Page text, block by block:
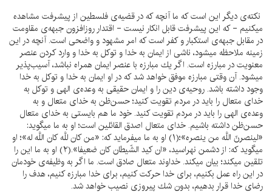
نكته‌ى ديگر اين است كه ما آنچه كه در قضيه‌ى فلسطين از پيشرفت مشاهده
ميكنيم - كه اين پيشرفت قابل انكار نيست - اقتدار روزافزون جبهه‌ى مقاومت
در مقابل جبهه‌ى استكبار و كفر است كه امر مشهود و واضحى است. آنچه در اين
زمينه ملاحظه ميشود، ناشى از ايمان به خدا و توكل به خدا و وارد كردن عنصر
معنويت در مبارزه است. اگر يك مبارزه با عنصر ايمان همراه نباشد، آسيب‌پذير
ميشود. آن وقتى مبارزه موفق خواهد شد كه در او ايمان به خدا و توكل به خدا
وجود داشته باشد. روحيه‌ى دين را و ايمان حقيقى به وعده‌ى الهى و توكل به
خداى متعال را بايد در مردم تقويت كنيد؛ حسن‌ظن به خداى متعال و به
وعده‌ى الهى را بايد در مردم تقويت كنيد. خود ما هم بايستى به خداى متعال
حسن‌ظن داشته باشيم. خداى متعال اصدق القائلين است؛ او به ما ميگويد:
«لينصرنّ اللَّه من ينصره»؛(۱) او به ما ميفرمايد كه: «من كان للَّه كان اللَّه له»؛ او
ميگويد كه: از دشمن نهراسيد، «ان كيد الشّيطان كان ضعيفا».(۲) او به ما اين را
تلقين ميكند؛ بيان ميكند. خداوند متعال صادق است. ما اگر به وظيفه‌ى خودمان
در اين راه عمل بكنيم، براى خدا حركت كنيم، براى خدا مبارزه كنيم، هدف را
رضاى خدا قرار بدهيم، بدون شك پيروزى نصيب خواهد شد.